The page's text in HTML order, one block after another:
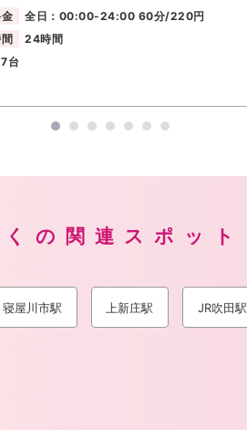
全日：00:00-24:00 60分/220円
24時間
7台
くの関連スポット
寝屋川市駅 上新庄駅 JR吹田駅